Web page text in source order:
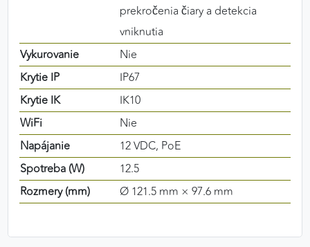
prekročenia čiary a detekcia
vniknutia
Vykurovanie
Nie
Krytie IP
IP67
Krytie IK
IK10
WiFi
Nie
Napájanie
12 VDC, PoE
Spotreba (W)
12.5
Rozmery (mm)
Ø 121.5 mm × 97.6 mm